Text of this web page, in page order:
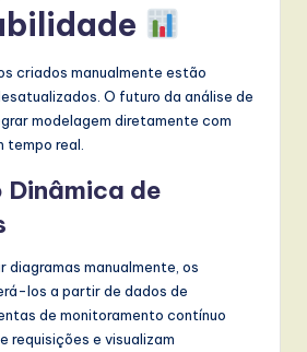
criados manualmente estão
O futuro da análise de
modelagem diretamente com
tempo real.
Dinâmica de
diagramas manualmente, os
los a partir de dados de
de monitoramento contínuo
requisições e visualizam